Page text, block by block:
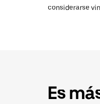
considerarse
Es